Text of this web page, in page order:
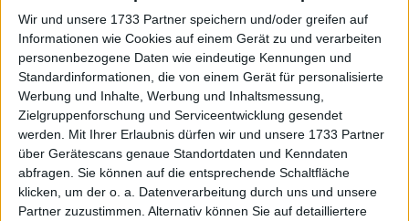
Wir und unsere 1733 Partner speichern und/oder greifen auf
Informationen wie Cookies auf einem Gerät zu und verarbeiten
personenbezogene Daten wie eindeutige Kennungen und
Standardinformationen, die von einem Gerät für personalisierte
Werbung und Inhalte, Werbung und Inhaltsmessung,
Zielgruppenforschung und Serviceentwicklung gesendet
werden.
Mit Ihrer Erlaubnis dürfen wir und unsere 1733 Partner
über Gerätescans genaue Standortdaten und Kenndaten
abfragen. Sie können auf die entsprechende Schaltfläche
klicken, um der o. a. Datenverarbeitung durch uns und unsere
Partner zuzustimmen. Alternativ können Sie auf detailliertere
Turnier geht, trifft auf den Sieger der Partie
zwischen dem Russen Roman Safiullin und dem
Italiener Fabio Fognini.